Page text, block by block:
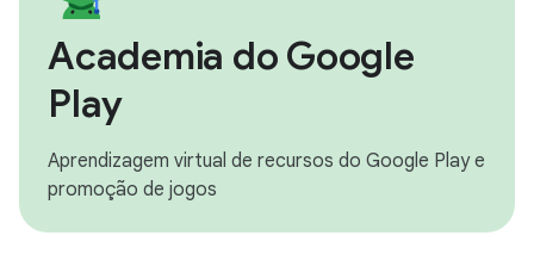
Academia do Google
Play
Aprendizagem virtual de recursos do Google Play e
promoção de jogos